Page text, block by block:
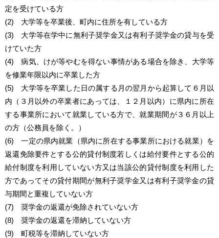
定を受けている方
(2) 大学等を卒業後、町内に住所を有している方
(3) 大学等在学中に無利子奨学金又は有利子奨学金の貸与を受
けていた方
(4) 病気、けが等やむを得ない事情がある場合を除き、大学等
を修業年限以内に卒業した方
(5) 大学等を卒業した日の属する月の翌月から起算して６月以
内（３月以外の卒業者にあっては、１２月以内）に県内に所在
する事業所において就業 している方で、就業期間が３６月以上
の方（公務員を除く。）
(6) 一定の県内就業（県内に所在する事業所における就業）を
返還免除要件とする公的貸付制度若しくは給付要件とする公的
給付制度を利用していない方又は当該公的貸付制度を利用した
方であってその貸付期間が無利子奨学金又は有利子奨学金の貸
与期間と重複していない方
(7) 奨学金の返還が免除されていない方
(8) 奨学金の返還を滞納していない方
(9) 町税等を滞納していない方